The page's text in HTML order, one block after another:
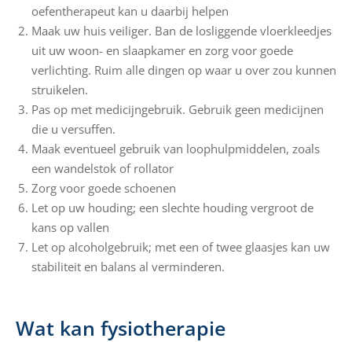
oefentherapeut kan u daarbij helpen
Maak uw huis veiliger. Ban de losliggende vloerkleedjes
uit uw woon- en slaapkamer en zorg voor goede
verlichting. Ruim alle dingen op waar u over zou kunnen
struikelen.
Pas op met medicijngebruik. Gebruik geen medicijnen
die u versuffen.
Maak eventueel gebruik van loophulpmiddelen, zoals
een wandelstok of rollator
Zorg voor goede schoenen
Let op uw houding; een slechte houding vergroot de
kans op vallen
Let op alcoholgebruik; met een of twee glaasjes kan uw
stabiliteit en balans al verminderen.
Wat kan fysiotherapie